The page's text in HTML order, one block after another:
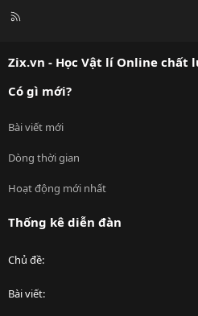
R
Zix.vn - Học Vật lí Online chất
Có gì mới?
Bài viết mới
Dòng thời gian
Hoạt động mới nhất
Thống kê diễn đàn
Chủ đề
Bài viết